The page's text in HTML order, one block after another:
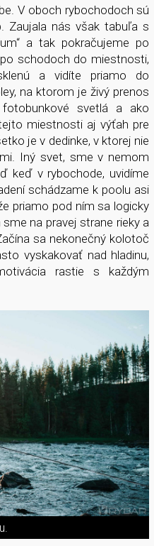
V oboch rybochodoch sú
Zaujala nás však tabuľa s
a tak pokračujeme po
schodoch do miestnosti,
a vidíte priamo do
na ktorom je živý prenos
svetlá a ako
miestnosti aj výťah pre
je v dedinke, v ktorej nie
Iný svet, sme v nemom
keď v rybochode, uvidíme
schádzame k poolu asi
priamo pod ním sa logicky
na pravej strane rieky a
sa nekonečný kolotoč
vyskakovať nad hladinu,
rastie s každým